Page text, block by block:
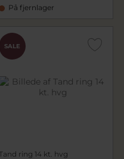
På fjernlager
SALE
Tand ring 14 kt. hvg